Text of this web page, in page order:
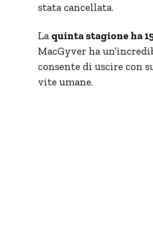
stata cancellata.
La quinta stagione ha
MacGyver ha
consente di uscire con
vite umane.